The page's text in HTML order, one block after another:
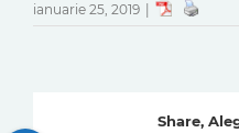
ianuarie 25, 2019
Share,